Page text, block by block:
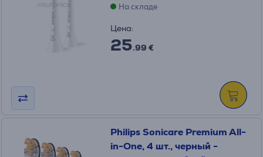
На складе
Цена:
25.99 €
Philips Sonicare Premium All-
in-One, 4 шт., черный -